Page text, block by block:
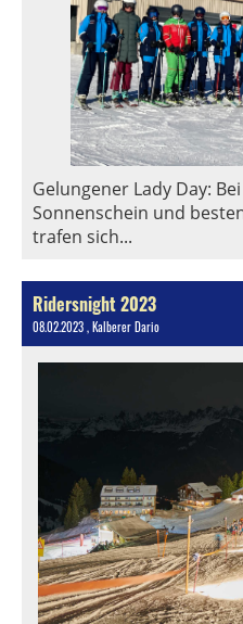
Gelungener Lady Day:
Sonnenschein und
trafen sich...
Ridersnight 2023
08.02.2023, Kalberer Dario